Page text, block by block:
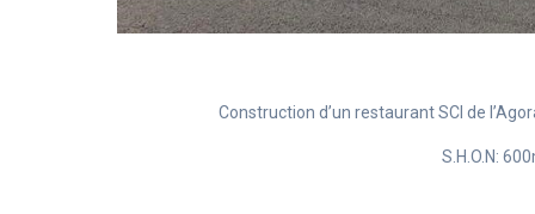
Construction d’un restaurant SCI de
S.H.O.N: